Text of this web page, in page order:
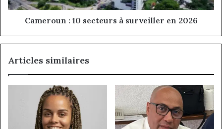
Cameroun : 10 secteurs à surveiller en 2026
Articles similaires